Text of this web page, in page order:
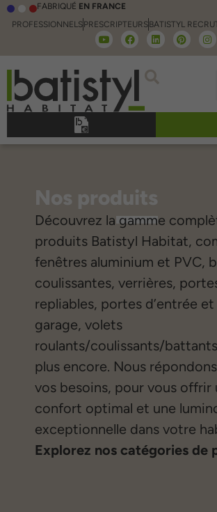
FABRIQUÉ EN FRANCE
PROFESSIONNELSPRESCRIPTEURSBATISTYL
Nos produits
Découvrez la gamme
produits Batistyl Habitat,
fenêtres aluminium et PVC,
coulissantes, verrières,
repliables, portes d’entrée et
garage, volets
roulants/coulissants/
plus encore. Nous
vos besoins, pour vous offrir
confort optimal et une
exceptionnelle dans votre
Explorez nos catégories de